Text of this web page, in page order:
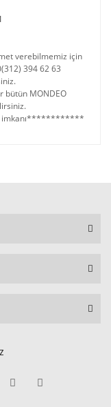
verebilmemiz için
394 62 63
bütün MONDEO
imkanı************